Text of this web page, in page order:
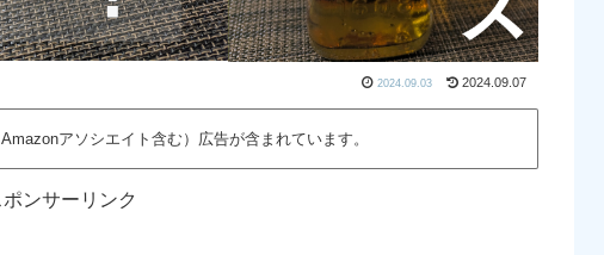
2024.09.03 2024.09.07
アソシエイト含む）広告が含まれています。
ポンサーリンク